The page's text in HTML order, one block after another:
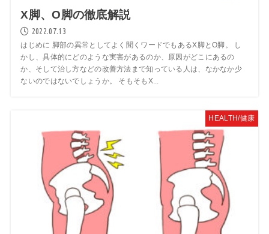
X脚、O脚の徹底解説
2022.07.13
はじめに 脚部の異常としてよく聞くワードでもあるX脚とO脚。 し
かし、具体的にどのような実害があるのか、原因がどこにあるの
か、そして治し方などの改善方法まで知っている人は、なかなか少
ないのではないでしょうか。 そもそもX...
HEALTH/健康